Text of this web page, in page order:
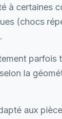
à certaines
(chocs
parfois
la
aux